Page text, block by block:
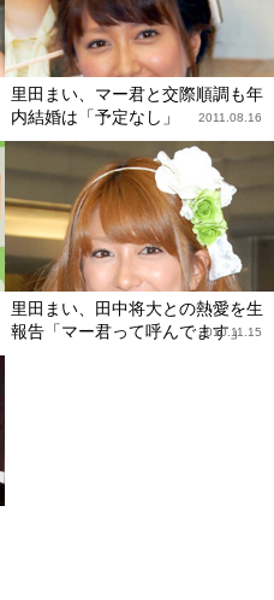
里田まい、マー君と交際順調も年
内結婚は「予定なし」
2011.08.16
里田まい、田中将大との熱愛を生
報告「マー君って呼んでます」
2010.11.15